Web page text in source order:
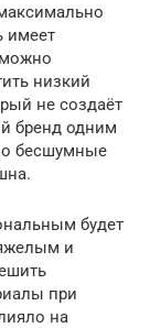
имеет
можно
низкий
не создаёт
бренд одним
бесшумные
будет
и
при
на